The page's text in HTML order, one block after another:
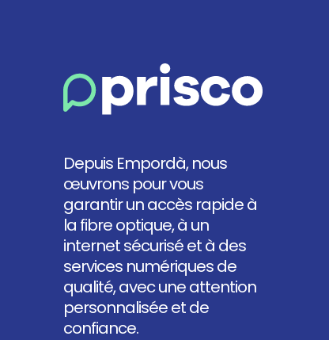
Depuis Empordà, nous
œuvrons pour vous
garantir un accès rapide à
la fibre optique, à un
internet sécurisé et à des
services numériques de
qualité, avec une attention
personnalisée et de
confiance.